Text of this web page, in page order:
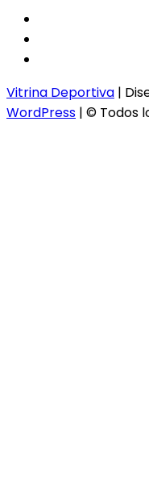
Vitrina Deportiva |
WordPress | © Todos